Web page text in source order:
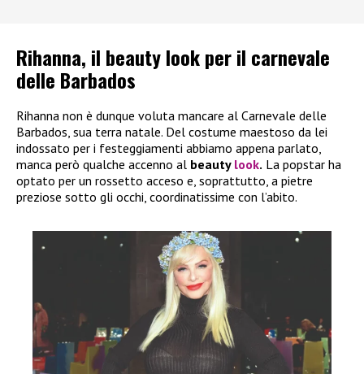
Rihanna, il beauty look per il carnevale
delle Barbados
Rihanna non è dunque voluta mancare al Carnevale delle
Barbados, sua terra natale. Del costume maestoso da lei
indossato per i festeggiamenti abbiamo appena parlato,
manca però qualche accenno al beauty look. La popstar ha
optato per un rossetto acceso e, soprattutto, a pietre
preziose sotto gli occhi, coordinatissime con l’abito.